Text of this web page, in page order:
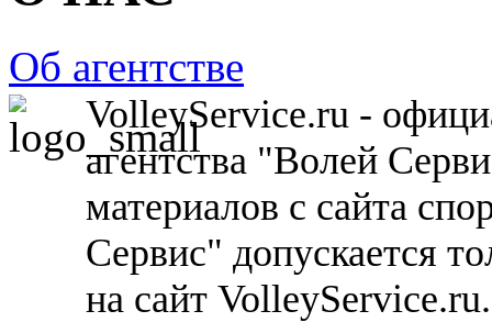
Об агентстве
VolleyService.ru -
агентства "Волей
материалов с сайта
Сервис" допускается
на сайт